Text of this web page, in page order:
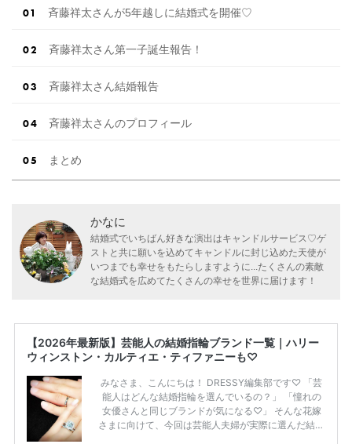
斉藤祥太さんが5年越しに結婚式を開催♡
斉藤祥太さん第一子誕生報告！
斉藤祥太さん結婚報告
斉藤祥太さんのプロフィール
まとめ
かなに
結婚式でいちばん好きな演出はキャンドルサービス♡ゲ
ストと共に願いを込めてキャンドルに封じ込めた天使が
いつまでも幸せをもたらしますように...たくさんの素敵
な結婚式を広めてたくさんの幸せを世界に届けます！
【2026年最新版】芸能人の結婚指輪ブランド一覧｜ハリー
ウィンストン・カルティエ・ティファニーも♡
みなさま、こんにちは！ DRESSY編集部です♡ 「芸
能人はどんな結婚指輪を選んでいるの？」 「憧れの
女優さんと同じブランドが気になる♡」 そんな花嫁
さまに向けて、今回は芸能人夫婦が実際に選んだ結婚